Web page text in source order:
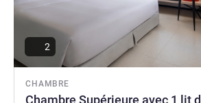
CHAMBRE
Chambre Supérieure avec 1 lit
2